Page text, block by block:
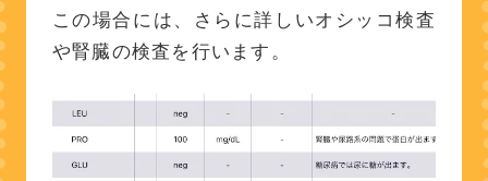
この場合には、さらに詳しいオシッコ検査
や腎臓の検査を行います。